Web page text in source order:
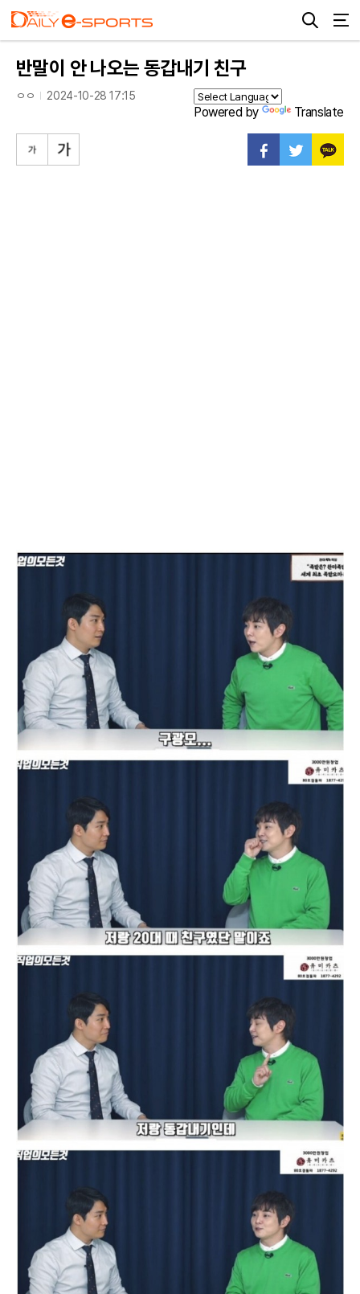
반말이 안 나오는 동갑내기 친구
ㅇㅇ 2024-10-28 17:15
Powered by Translate